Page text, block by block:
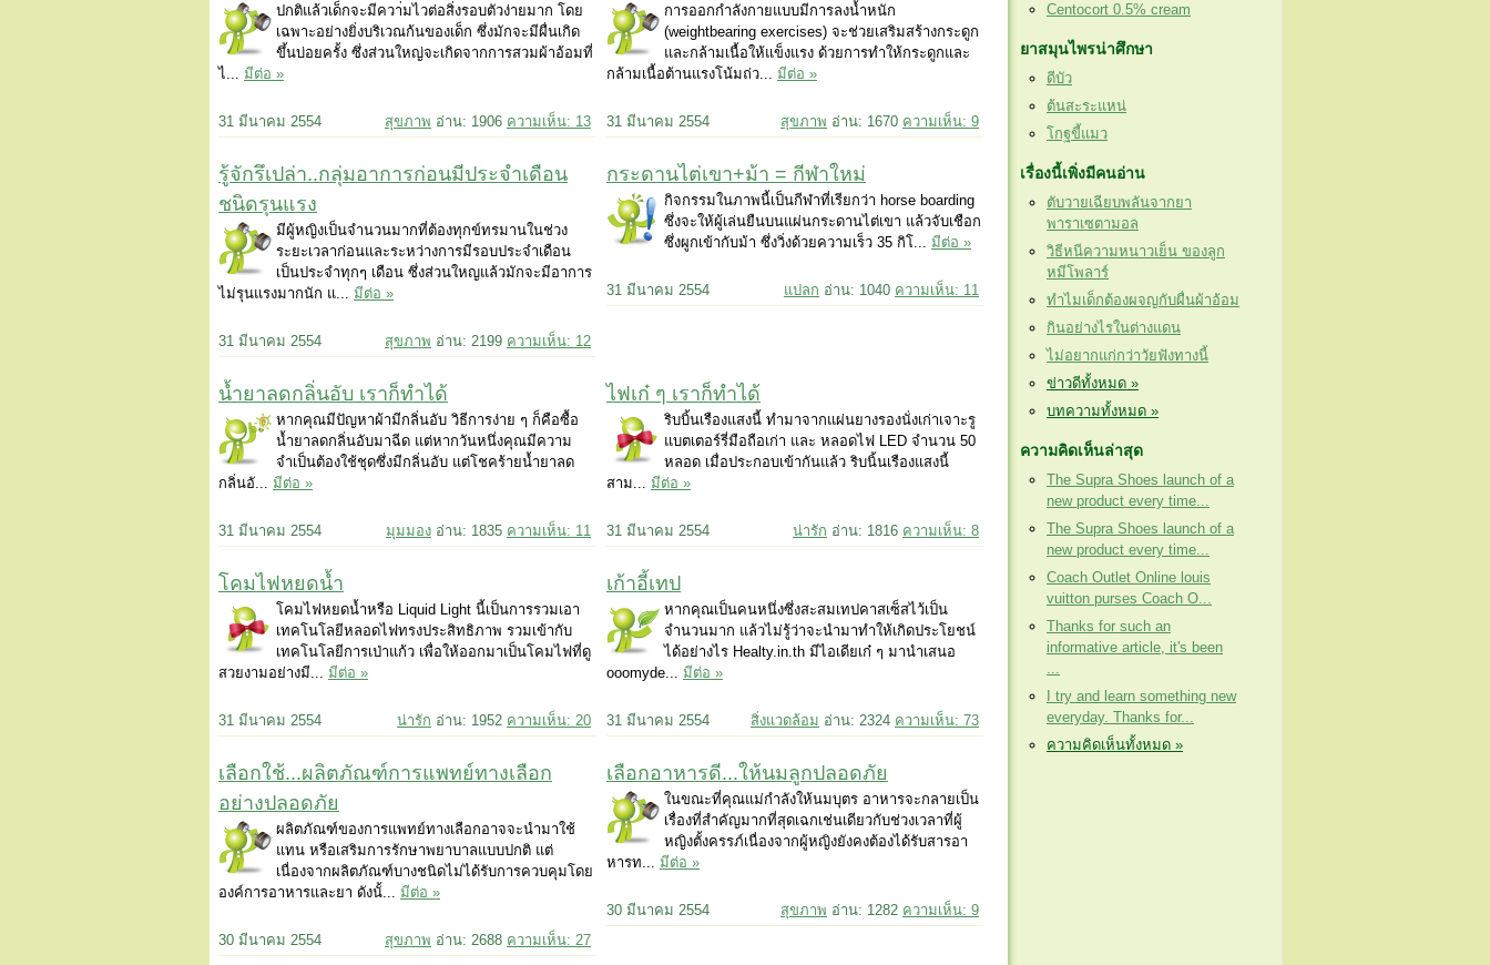
ปกติแล้วเด็กจะมีควา่มไวต่อสิ่งรอบตัวง่ายมาก โดย
เฉพาะอย่างยิ่งบริเวณก้นของเด็ก ซึ่งมักจะมีผื่นเกิด
ขึ้นบ่อยครั้ง ซึ่งส่วนใหญ่จะเกิดจากการสวมผ้าอ้อมที่
ไ... มีต่อ »
31 มีนาคม 2554 สุขภาพ อ่าน: 1906 ความเห็น: 13
การออกกำลังกายแบบมีการลงน้ำหนัก
(weightbearing exercises) จะช่วยเสริมสร้างกระดูก
และกล้ามเนื้อให้แข็งแรง ด้วยการทำให้กระดูกและ
กล้ามเนื้อต้านแรงโน้มถ่ว... มีต่อ »
31 มีนาคม 2554 สุขภาพ อ่าน: 1670 ความเห็น: 9
รู้จักรึเปล่า..กลุ่มอาการก่อนมีประจำเดือน
ชนิดรุนแรง
มีผู้หญิงเป็นจำนวนมากที่ต้องทุกข์ทรมานในช่วง
ระยะเวลาก่อนและระหว่างการมีรอบประจำเดือน
เป็นประจำทุกๆ เดือน ซึ่งส่วนใหญแล้วมักจะมีอาการ
ไม่รุนแรงมากนัก แ... มีต่อ »
31 มีนาคม 2554 สุขภาพ อ่าน: 2199 ความเห็น: 12
กระดานไต่เขา+ม้า = กีฬาใหม่
กิจกรรมในภาพนี้เป็นกีฬาที่เรียกว่า horse boarding
ซึ่งจะให้ผู้เล่นยืนบนแผ่นกระดานไต่เขา แล้วจับเชือก
ซึ่งผูกเข้ากับม้า ซึ่งวิ่งด้วยความเร็ว 35 กิโ... มีต่อ »
31 มีนาคม 2554 แปลก อ่าน: 1040 ความเห็น: 11
น้ำยาลดกลิ่นอับ เราก็ทำได้
หากคุณมีปัญหาผ้ามีกลิ่นอับ วิธีการง่าย ๆ ก็คือซื้อ
น้ำยาลดกลิ่นอับมาฉีด แต่หากวันหนึ่งคุณมีความ
จำเป็นต้องใช้ชุดซึ่งมีกลิ่นอับ แต่โชคร้ายน้ำยาลด
กลิ่นอั... มีต่อ »
31 มีนาคม 2554 มุมมอง อ่าน: 1835 ความเห็น: 11
ไฟเก๋ ๆ เราก็ทำได้
ริบบิ้นเรืองแสงนี้ ทำมาจากแผ่นยางรองนั่งเก่าเจาะรู
แบตเตอร์รี่มือถือเก่า และ หลอดไฟ LED จำนวน 50
หลอด เมื่อประกอบเข้ากันแล้ว ริบนิ้นเรืองแสงนี้
สาม... มีต่อ »
31 มีนาคม 2554 น่ารัก อ่าน: 1816 ความเห็น: 8
โคมไฟหยดน้ำ
โคมไฟหยดน้ำหรือ Liquid Light นี้เป็นการรวมเอา
เทคโนโลยีหลอดไฟทรงประสิทธิภาพ รวมเข้ากับ
เทคโนโลยีการเป่าแก้ว เพื่อให้ออกมาเป็นโคมไฟที่ดู
สวยงามอย่างมี... มีต่อ »
31 มีนาคม 2554 น่ารัก อ่าน: 1952 ความเห็น: 20
เก้าอี้เทป
หากคุณเป็นคนหนึ่งซึ่งสะสมเทปคาสเซ็สไว้เป็น
จำนวนมาก แล้วไม่รู้ว่าจะนำมาทำให้เกิดประโยชน์
ได้อย่างไร Healty.in.th มีไอเดียเก๋ ๆ มานำเสนอ
ooomyde... มีต่อ »
31 มีนาคม 2554 สิ่งแวดล้อม อ่าน: 2324 ความเห็น: 73
เลือกใช้...ผลิตภัณฑ์การแพทย์ทางเลือก
อย่างปลอดภัย
ผลิตภัณฑ์ของการแพทย์ทางเลือกอาจจะนำมาใช้
แทน หรือเสริมการรักษาพยาบาลแบบปกติ แต่
เนื่องจากผลิตภัณฑ์บางชนิดไม่ได้รับการควบคุมโดย
องค์การอาหารและยา ดังนั้... มีต่อ »
30 มีนาคม 2554 สุขภาพ อ่าน: 2688 ความเห็น: 27
เลือกอาหารดี...ให้นมลูกปลอดภัย
ในขณะที่คุณแม่กำลังให้นมบุตร อาหารจะกลายเป็น
เรื่องที่สำคัญมากที่สุดเฉกเช่นเดียวกับช่วงเวลาที่ผู้
หญิงตั้งครรภ์เนื่องจากผู้หญิงยังคงต้องได้รับสารอา
หารท... มีต่อ »
30 มีนาคม 2554 สุขภาพ อ่าน: 1282 ความเห็น: 9
Centocort 0.5% cream
ยาสมุนไพรน่าศึกษา
ดีบัว
ต้นสะระแหน่
โกฐขี้แมว
เรื่องนี้เพิ่งมีคนอ่าน
ตับวายเฉียบพลันจากยา
พาราเซตามอล
วิธีหนีความหนาวเย็น ของลูก
หมีโพลาร์
ทำไมเด็กต้องผจญกับผื่นผ้าอ้อม
กินอย่างไรในต่างแดน
ไม่อยากแก่กว่าวัยฟังทางนี้
ข่าวดีทั้งหมด »
บทความทั้งหมด »
ความคิดเห็นล่าสุด
The Supra Shoes launch of a
new product every time...
The Supra Shoes launch of a
new product every time...
Coach Outlet Online louis
vuitton purses Coach O...
Thanks for such an
informative article, it's been
...
I try and learn something new
everyday. Thanks for...
ความคิดเห็นทั้งหมด »